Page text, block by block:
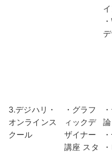
3.デジハリ・
オンラインス
クール
・グラフ
ィックデ
ザイナー
講座 スタ
論